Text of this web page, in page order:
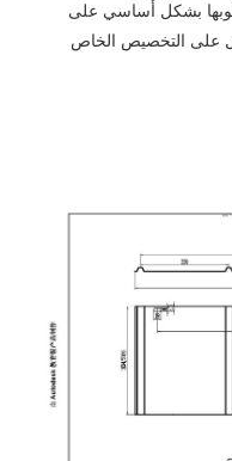
بشكل أساسي على
على التخصيص الخاص